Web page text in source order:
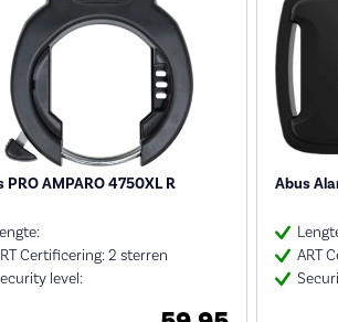
PRO AMPARO 4750XL R
Certificering: 2 sterren
level:
Abus
ART